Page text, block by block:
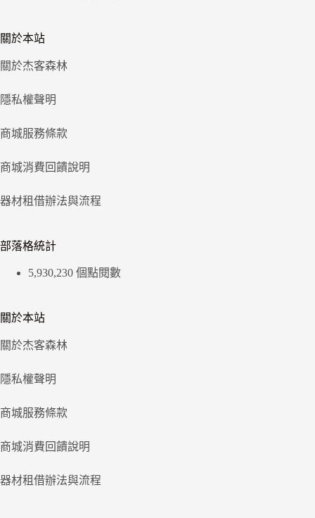
關於本站
關於杰客森林
隱私權聲明
商城服務條款
商城消費回饋說明
器材租借辦法與流程
部落格統計
5,930,230 個點閱數
關於本站
關於杰客森林
隱私權聲明
商城服務條款
商城消費回饋說明
器材租借辦法與流程